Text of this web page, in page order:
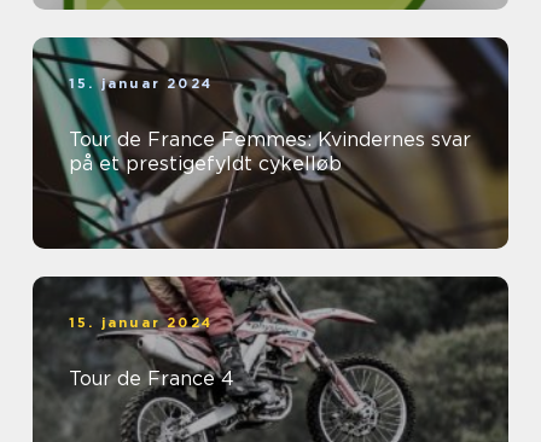
15. januar 2024
Tour de France Femmes: Kvindernes svar
på et prestigefyldt cykelløb
15. januar 2024
Tour de France 4